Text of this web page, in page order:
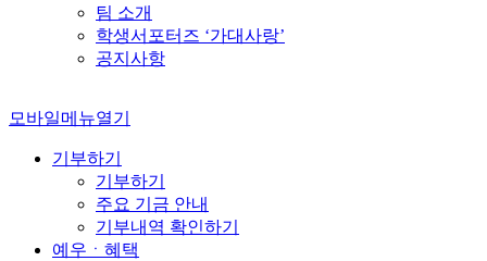
팀 소개
학생서포터즈 ‘가대사랑’
공지사항
모바일메뉴열기
기부하기
기부하기
주요 기금 안내
기부내역 확인하기
예우ㆍ혜택